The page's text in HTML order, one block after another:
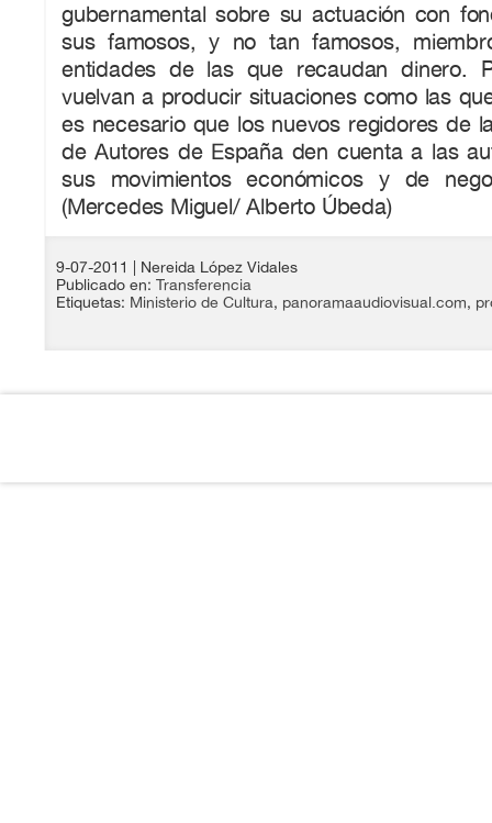
gubernamental sobre su actuación con
sus famosos, y no tan famosos,
entidades de las que recaudan dinero.
vuelvan a producir situaciones como las
es necesario que los nuevos regidores de
de Autores de España den cuenta a las
sus movimientos económicos y de
(Mercedes Miguel/ Alberto Úbeda)
9-07-2011
| Nereida López Vidales
Publicado en: Transferencia
Etiquetas: Ministerio de Cultura, panoramaaudiovisual.com,